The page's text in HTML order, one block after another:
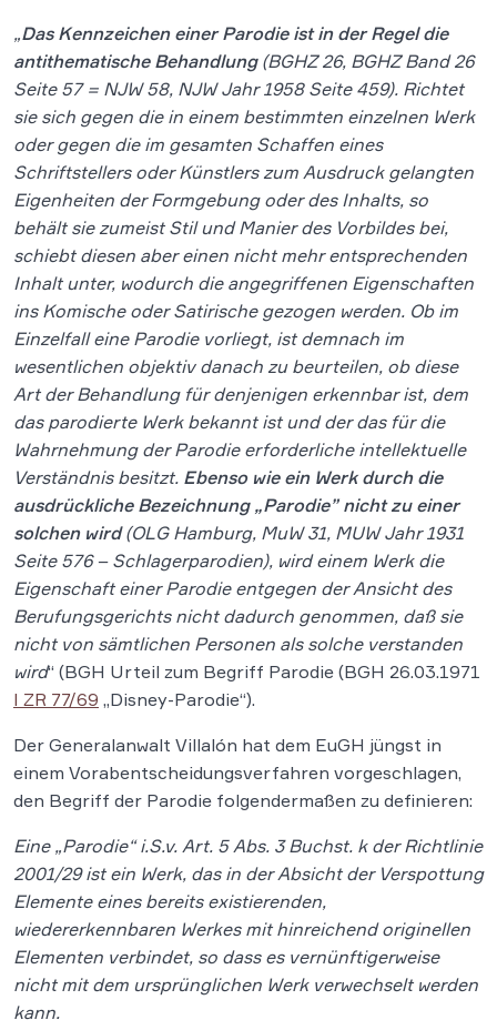
„Das Kennzeichen einer Parodie ist in der Regel die
antithematische Behandlung(BGHZ 26, BGHZ Band 26
Seite 57 = NJW 58, NJW Jahr 1958 Seite 459). Richtet
sie sich gegen die in einem bestimmten einzelnen Werk
oder gegen die im gesamten Schaffen eines
Schriftstellers oder Künstlers zum Ausdruck gelangten
Eigenheiten der Formgebung oder des Inhalts, so
behält sie zumeist Stil und Manier des Vorbildes bei,
schiebt diesen aber einen nicht mehr entsprechenden
Inhalt unter, wodurch die angegriffenen Eigenschaften
ins Komische oder Satirische gezogen werden. Ob im
Einzelfall eine Parodie vorliegt, ist demnach im
wesentlichen objektiv danach zu beurteilen, ob diese
Art der Behandlung für denjenigen erkennbar ist, dem
das parodierte Werk bekannt ist und der das für die
Wahrnehmung der Parodie erforderliche intellektuelle
Verständnis besitzt. Ebenso wie ein Werk durch die
ausdrückliche Bezeichnung „Parodie” nicht zu einer
solchen wird(OLG Hamburg, MuW 31, MUW Jahr 1931
Seite 576 – Schlagerparodien), wird einem Werk die
Eigenschaft einer Parodie entgegen der Ansicht des
Berufungsgerichts nicht dadurch genommen, daß sie
nicht von sämtlichen Personen als solche verstanden
wird“ (BGH Urteil zum Begriff Parodie (BGH 26.03.1971
I ZR 77/69 „Disney-Parodie“).
Der Generalanwalt Villalón hat dem EuGH jüngst in
einem Vorabentscheidungsverfahren vorgeschlagen,
den Begriff der Parodie folgendermaßen zu definieren:
Eine „Parodie“ i.S.v. Art. 5 Abs. 3 Buchst. k der Richtlinie
2001/29 ist ein Werk, das in der Absicht der Verspottung
Elemente eines bereits existierenden,
wiedererkennbaren Werkes mit hinreichend originellen
Elementen verbindet, so dass es vernünftigerweise
nicht mit dem ursprünglichen Werk verwechselt werden
kann.